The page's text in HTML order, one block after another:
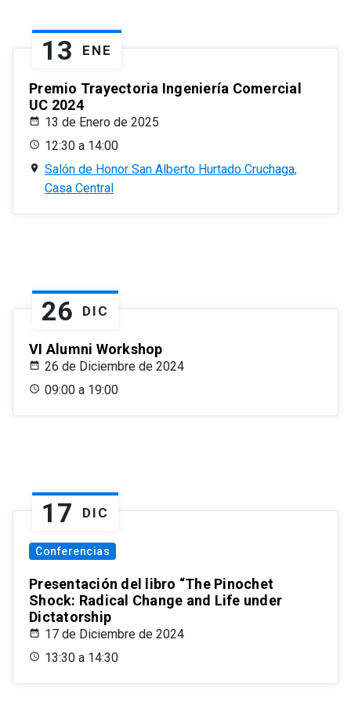
13 ENE
Premio Trayectoria Ingeniería Comercial
UC 2024
13 de Enero de 2025
12:30 a 14:00
Salón de Honor San Alberto Hurtado Cruchaga,
Casa Central
26 DIC
VI Alumni Workshop
26 de Diciembre de 2024
09:00 a 19:00
17 DIC
Conferencias
Presentación del libro “The Pinochet
Shock: Radical Change and Life under
Dictatorship
17 de Diciembre de 2024
13:30 a 14:30